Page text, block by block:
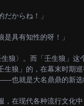
からね！」
具有知性的呀！」
狼〉。而「壬生狼」这
狼」的，在幕末时期
也就是大名鼎鼎的新选
在现代各种流行文化